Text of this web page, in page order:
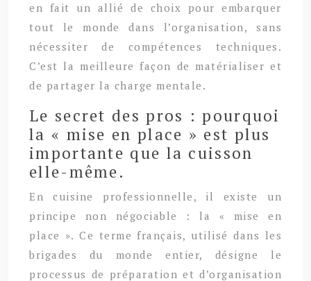
en fait un allié de choix pour embarquer
tout le monde dans l’organisation, sans
nécessiter de compétences techniques.
C’est la meilleure façon de matérialiser et
de partager la charge mentale.
Le secret des pros : pourquoi
la « mise en place » est plus
importante que la cuisson
elle-même.
En cuisine professionnelle, il existe un
principe non négociable : la « mise en
place ». Ce terme français, utilisé dans les
brigades du monde entier, désigne le
processus de préparation et d’organisation